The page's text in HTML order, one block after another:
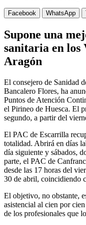
Facebook WhatsApp
Supone una
sanitaria en los
Aragón
El consejero de Sanidad
Bancalero Flores, ha
Puntos de Atención
el Pirineo de Huesca. El
segundo, a partir del
El PAC de Escarrilla
totalidad. Abrirá en días
día siguiente y sábados,
parte, el PAC de
desde las 17 horas del
30 de abril, coincidiendo
El objetivo, no obstante,
asistencial al cien por
de los profesionales que